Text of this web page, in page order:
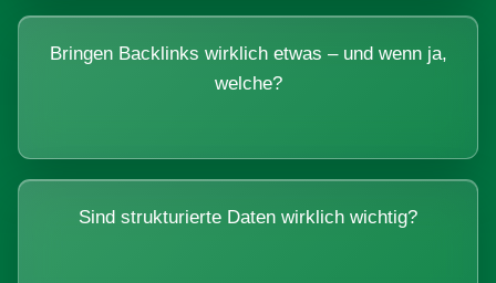
Bringen Backlinks wirklich etwas – und wenn ja,
welche?
Sind strukturierte Daten wirklich wichtig?